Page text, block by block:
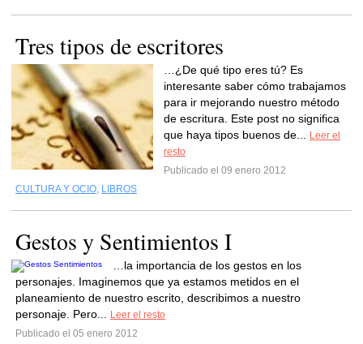
Tres tipos de escritores
…¿De qué tipo eres tú? Es
interesante saber cómo trabajamos
para ir mejorando nuestro método
de escritura. Este post no significa
que haya tipos buenos de...
Leer el
resto
Publicado el 09 enero 2012
CULTURA Y OCIO, LIBROS
Gestos y Sentimientos I
…la importancia de los gestos en los
personajes. Imaginemos que ya estamos metidos en el
planeamiento de nuestro escrito, describimos a nuestro
personaje. Pero...
Leer el resto
Publicado el 05 enero 2012